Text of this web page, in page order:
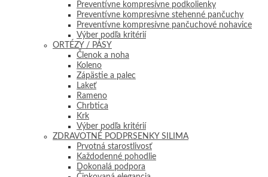
Preventívne kompresívne podkolienky
Preventívne kompresívne stehenné pančuchy
Preventívne kompresívne pančuchové nohavice
Výber podľa kritérií
ORTÉZY / PÁSY
Členok a noha
Koleno
Zápästie a palec
Lakeť
Rameno
Chrbtica
Krk
Výber podľa kritérií
ZDRAVOTNÉ PODPRSENKY SILIMA
Prvotná starostlivosť
Každodenné pohodlie
Dokonalá podpora